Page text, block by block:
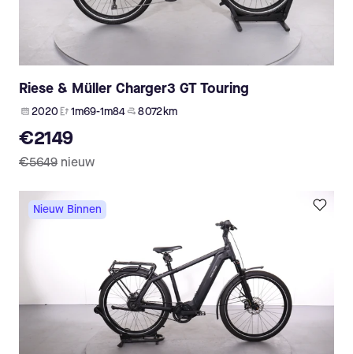
Riese & Müller Charger3 GT Touring
2020 1m69-1m84 8 072 km
€2149
€5649 nieuw
Nieuw Binnen